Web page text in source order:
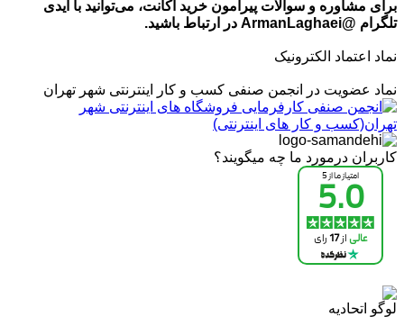
برای مشاوره و سوالات پیرامون خرید اکانت، می‌توانید با آیدی
تلگرام @ArmanLaghaei در ارتباط باشید.
نماد اعتماد الکترونیک
نماد عضویت در انجمن صنفی کسب و کار اینترنتی شهر تهران
کاربران درمورد ما چه میگویند؟
لوگو اتحادیه